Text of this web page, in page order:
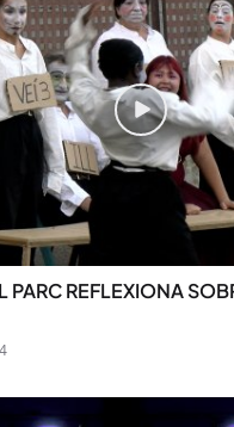
PARC REFLEXIONA